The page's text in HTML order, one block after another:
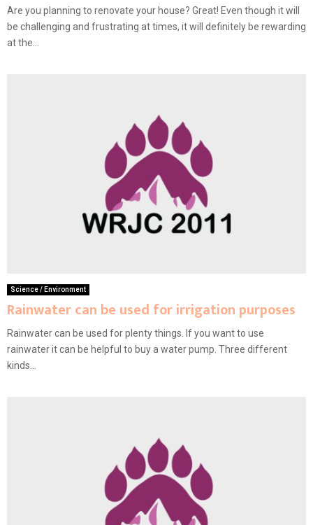
Are you planning to renovate your house? Great! Even though it will
be challenging and frustrating at times, it will definitely be rewarding
at the...
Science / Environment
Rainwater can be used for irrigation purposes
Rainwater can be used for plenty things. If you want to use
rainwater it can be helpful to buy a water pump. Three different
kinds...